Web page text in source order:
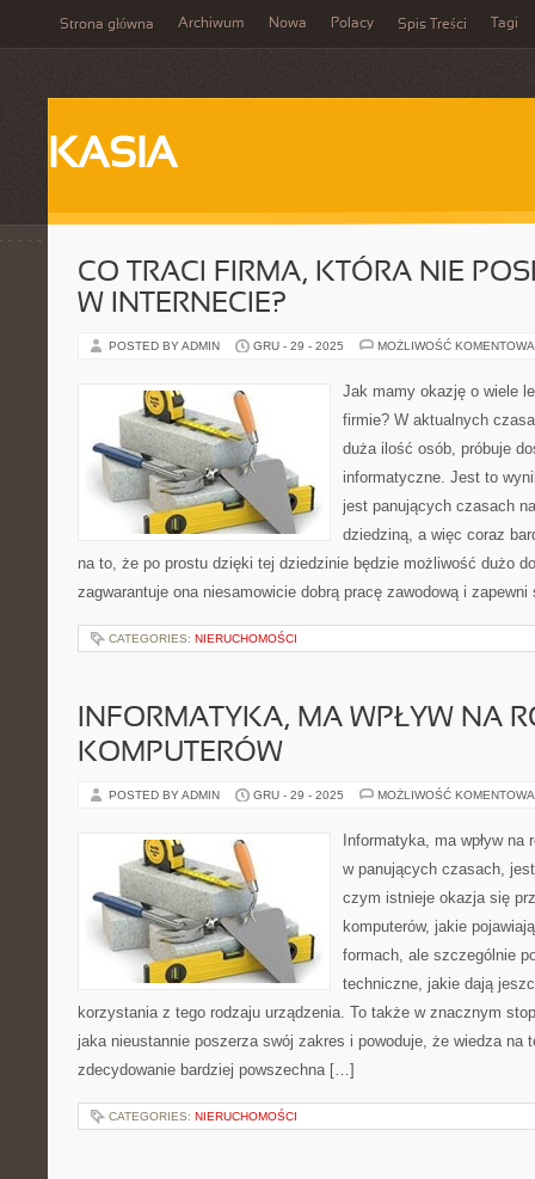
Strona główna Archiwum Nowa Polacy Spis Treści Tagi
KASIA
CO TRACI FIRMA, KTÓRA NIE
W INTERNECIE?
POSTED BY ADMIN GRU - 29 - 2025 MOŻLIWOŚĆ
Jak mamy okazję o wiele
firmie? W aktualnych
duża ilość osób, próbuje
informatyczne. Jest to
jest panujących czasach
dziedziną, a więc coraz
na to, że po prostu dzięki tej dziedzinie będzie możliwość dużo
zagwarantuje ona niesamowicie dobrą pracę zawodową i
CATEGORIES: NIERUCHOMOŚCI
INFORMATYKA, MA WPŁYW NA
KOMPUTERÓW
POSTED BY ADMIN GRU - 29 - 2025 MOŻLIWOŚĆ
Informatyka, ma wpływ na
w panujących czasach,
czym istnieje okazja się
komputerów, jakie
formach, ale szczególnie
techniczne, jakie dają
korzystania z tego rodzaju urządzenia. To także w znacznym
jaka nieustannie poszerza swój zakres i powoduje, że wiedza na
zdecydowanie bardziej powszechna […]
CATEGORIES: NIERUCHOMOŚCI